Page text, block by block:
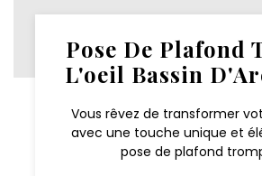
Pose De Plafond
L'oeil Bassin
Vous rêvez de transformer
avec une touche unique et
pose de plafond